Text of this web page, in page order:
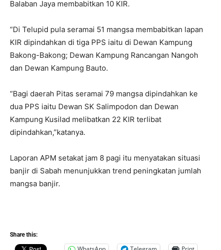
Balaban Jaya membabitkan 10 KIR.
“Di Telupid pula seramai 51 mangsa membabitkan lapan
KIR dipindahkan di tiga PPS iaitu di Dewan Kampung
Bakong-Bakong; Dewan Kampung Rancangan Nangoh
dan Dewan Kampung Bauto.
“Bagi daerah Pitas seramai 79 mangsa dipindahkan ke
dua PPS iaitu Dewan SK Salimpodon dan Dewan
Kampung Kusilad melibatkan 22 KIR terlibat
dipindahkan,”katanya.
Laporan APM setakat jam 8 pagi itu menyatakan situasi
banjir di Sabah menunjukkan trend peningkatan jumlah
mangsa banjir.
Share this: